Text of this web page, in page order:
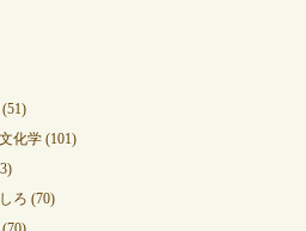
化学(101)
ろ (70)